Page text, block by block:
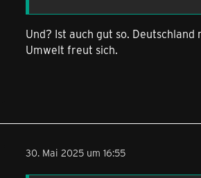
Und? Ist auch gut so. Deutschland
Umwelt freut sich.
30. Mai 2025 um 16:55